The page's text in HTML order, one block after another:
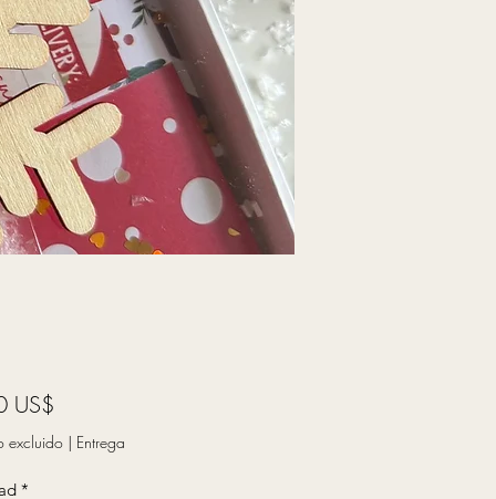
US$Precio
excluido| Entrega
*